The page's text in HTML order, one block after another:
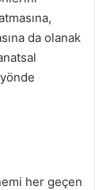
da olanak
her geçen